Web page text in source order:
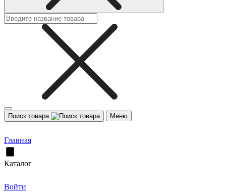
Поиск товара Меню
Главная
Каталог
Войти